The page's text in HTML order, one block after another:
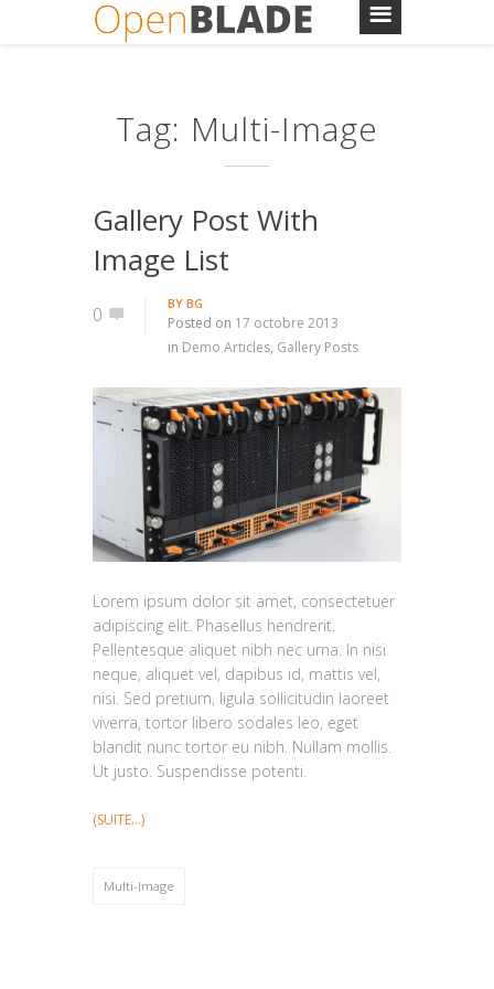
Tag: Multi-Image
Gallery Post With
Image List
0 BY BG
Posted on 17 octobre 2013
in Demo Articles, Gallery Posts
Lorem ipsum dolor sit amet, consectetuer
adipiscing elit. Phasellus hendrerit.
Pellentesque aliquet nibh nec urna. In nisi
neque, aliquet vel, dapibus id, mattis vel,
nisi. Sed pretium, ligula sollicitudin laoreet
viverra, tortor libero sodales leo, eget
blandit nunc tortor eu nibh. Nullam mollis.
Ut justo. Suspendisse potenti.
(SUITE…)
Multi-Image